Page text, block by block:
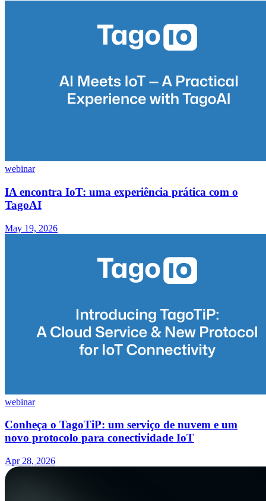
webinar
IA encontra IoT: uma experiência prática com o
TagoAI
May 19, 2026
webinar
Conheça o TagoTiP: um serviço de nuvem e um
novo protocolo para conectividade IoT
Apr 28, 2026